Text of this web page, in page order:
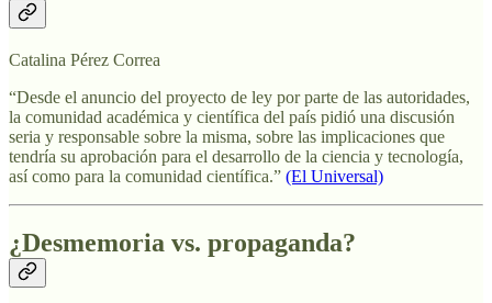
Catalina Pérez Correa
“Desde el anuncio del proyecto de ley por parte de las autoridades,
la comunidad académica y científica del país pidió una discusión
seria y responsable sobre la misma, sobre las implicaciones que
tendría su aprobación para el desarrollo de la ciencia y tecnología,
así como para la comunidad científica.” (El Universal)
¿Desmemoria vs. propaganda?